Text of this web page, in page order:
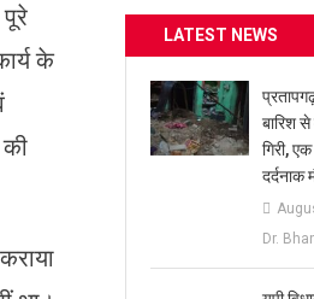
के
LATEST NEWS
बारिश
गिरी,
दर्दनाक
Dr.